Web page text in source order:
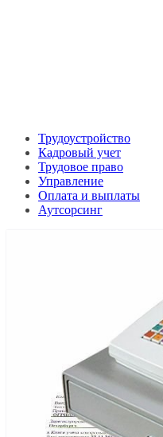
Трудоустройство
Кадровый учет
Трудовое право
Управление
Оплата и выплаты
Аутсорсинг